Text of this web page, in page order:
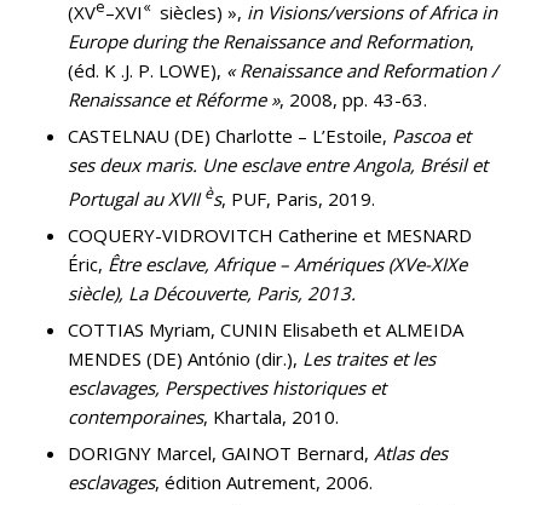
(XVe–XVI« siècles) », in Visions/versions of Africa in
Europe during the Renaissance and Reformation,
(éd. K .J. P. LOWE), « Renaissance and Reformation /
Renaissance et Réforme », 2008, pp. 43-63.
CASTELNAU (DE) Charlotte – L’Estoile, Pascoa et
ses deux maris. Une esclave entre Angola, Brésil et
Portugal au XVIIès, PUF, Paris, 2019.
COQUERY-VIDROVITCH Catherine et MESNARD
Éric, Être esclave, Afrique – Amériques (XVe-XIXe
siècle), La Découverte, Paris, 2013.
COTTIAS Myriam, CUNIN Elisabeth et ALMEIDA
MENDES (DE) António (dir.), Les traites et les
esclavages, Perspectives historiques et
contemporaines, Khartala, 2010.
DORIGNY Marcel, GAINOT Bernard, Atlas des
esclavages, édition Autrement, 2006.